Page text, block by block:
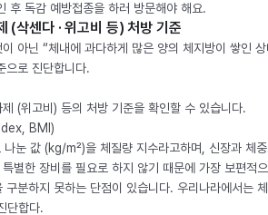
후 독감 예방접종을 하러 방문해야 해요.
(삭센다 · 위고비 등) 처방 기준
아닌 “체내에 과다하게 많은 양의 체지방이 쌓인
으로 진단합니다.
(위고비) 등의 처방 기준을 확인할 수 있습니다.
BMI)
눈 값 (kg/m²)을 체질량 지수라고하며, 신장과 체
별한 장비를 필요로 하지 않기 때문에 가장 보편적
구분하지 못하는 단점이 있습니다. 우리나라에서는
단합다.